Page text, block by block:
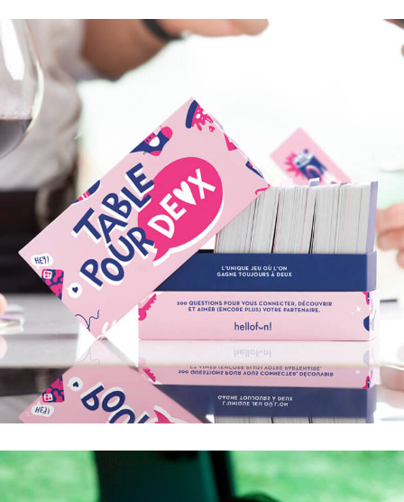
TABLE POUR DEUX
200 QUESTIONS POUR VOUS CONNECTER,
DÉCOUVRIR ET AIMER (ENCORE PLUS) VOTRE